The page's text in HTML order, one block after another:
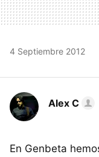
4 Septiembre 2012
Alex C
En Genbeta